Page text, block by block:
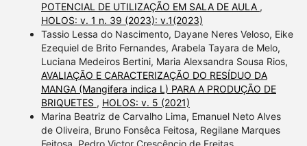
POTENCIAL DE UTILIZAÇÃO EM SALA DE AULA ,
HOLOS: v. 1 n. 39 (2023): v.1(2023)
Tassio Lessa do Nascimento, Dayane Neres Veloso, Eike
Ezequiel de Brito Fernandes, Arabela Tayara de Melo,
Luciana Medeiros Bertini, Maria Alexsandra Sousa Rios,
AVALIAÇÃO E CARACTERIZAÇÃO DO RESÍDUO DA
MANGA (Mangifera indica L) PARA A PRODUÇÃO DE
BRIQUETES , HOLOS: v. 5 (2021)
Marina Beatriz de Carvalho Lima, Emanuel Neto Alves
de Oliveira, Bruno Fonsêca Feitosa, Regilane Marques
Feitosa, Pedro Victor Crescêncio de Freitas,